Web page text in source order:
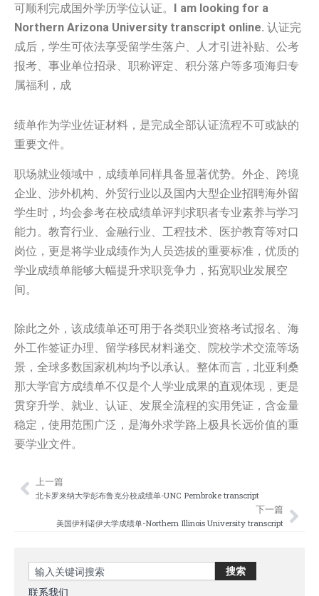
可顺利完成国外学历学位认证。 I am looking for a
Northern Arizona University transcript online. 认证完
成后，学生可依法享受留学生落户、人才引进补贴、公考
报考、事业单位招录、职称评定、积分落户等多项海归专
属福利，成
绩单作为学业佐证材料，是完成全部认证流程不可或缺的
重要文件。
职场就业领域中，成绩单同样具备显著优势。外企、跨境
企业、涉外机构、外贸行业以及国内大型企业招聘海外留
学生时，均会参考在校成绩单评判求职者专业素养与学习
能力。教育行业、金融行业、工程技术、医护教育等对口
岗位，更是将学业成绩作为人员选拔的重要标准，优质的
学业成绩单能够大幅提升求职竞争力，拓宽职业发展空
间。
除此之外，该成绩单还可用于各类职业资格考试报名、海
外工作签证办理、留学移民材料递交、院校学术交流等场
景，全球多数国家机构均予以承认。整体而言，北亚利桑
那大学官方成绩单不仅是个人学业成果的直观体现，更是
贯穿升学、就业、认证、发展全流程的实用凭证，含金量
稳定，使用范围广泛，是海外求学路上极具长远价值的重
要学业文件。
Prev
上一篇
北卡罗来纳大学彭布鲁克分校成绩单-UNC Pembroke transcript
下一篇
美国伊利诺伊大学成绩单-Northern Illinois University transcript
Search 搜索
联系我们